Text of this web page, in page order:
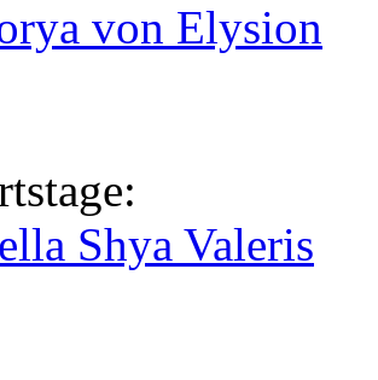
von Elysion
Shya Valeris